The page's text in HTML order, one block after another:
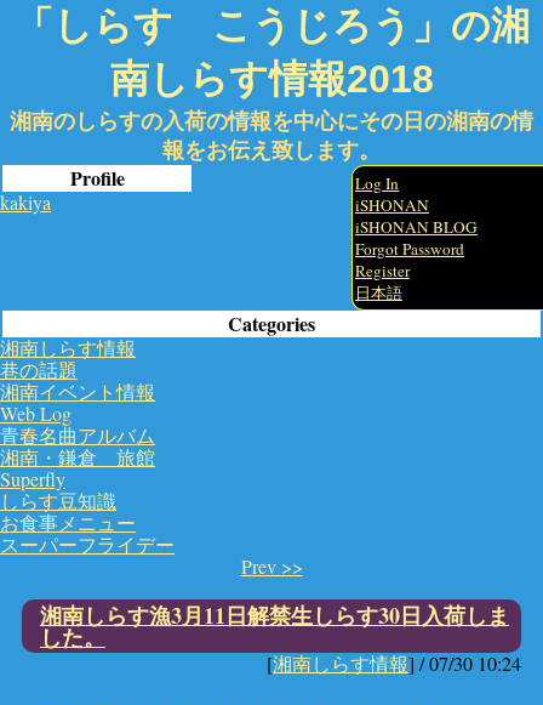
「しらす こうじろう」の湘
南しらす情報2018
湘南のしらすの入荷の情報を中心にその日の湘南の情
報をお伝え致します。
Profile
kakiya
Log In
iSHONAN
iSHONAN BLOG
Forgot Password
Register
日本語
Categories
湘南しらす情報
巷の話題
湘南イベント情報
Web Log
青春名曲アルバム
湘南・鎌倉 旅館
Superfly
しらす豆知識
お食事メニュー
スーパーフライデー
Prev >>
湘南しらす漁3月11日解禁生しらす30日入荷しま
した。
[湘南しらす情報] /07/30 10:24